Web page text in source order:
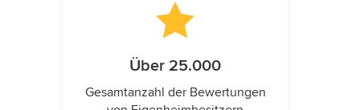
Über 25.000
Gesamtanzahl der Bewertungen